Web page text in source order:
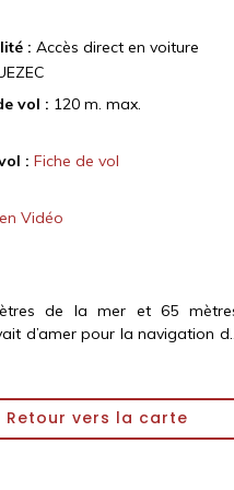
: Accès direct en voiture
vol : 120 m. max.
: Fiche de vol
Vidéo
de la mer et 65
d’amer pour la navigation
Retour vers la carte